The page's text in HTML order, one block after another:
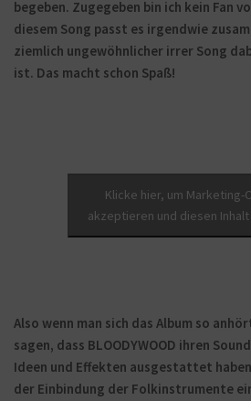
begeben. Zugegeben bin ich kein Fan
diesem Song passt es irgendwie
ziemlich ungewöhnlicher irrer Song
ist. Das macht schon Spaß!
Klicke hier, um Marketing-
akzeptieren und diesen
Also wenn man sich das Album so
sagen, dass BLOODYWOOD ihren
Ideen und Effekten ausgestattet
der Einbindung der Folkinstrumente